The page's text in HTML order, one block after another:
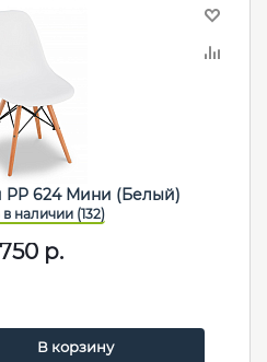
PP 624 Мини (Белый)
р.
В корзину